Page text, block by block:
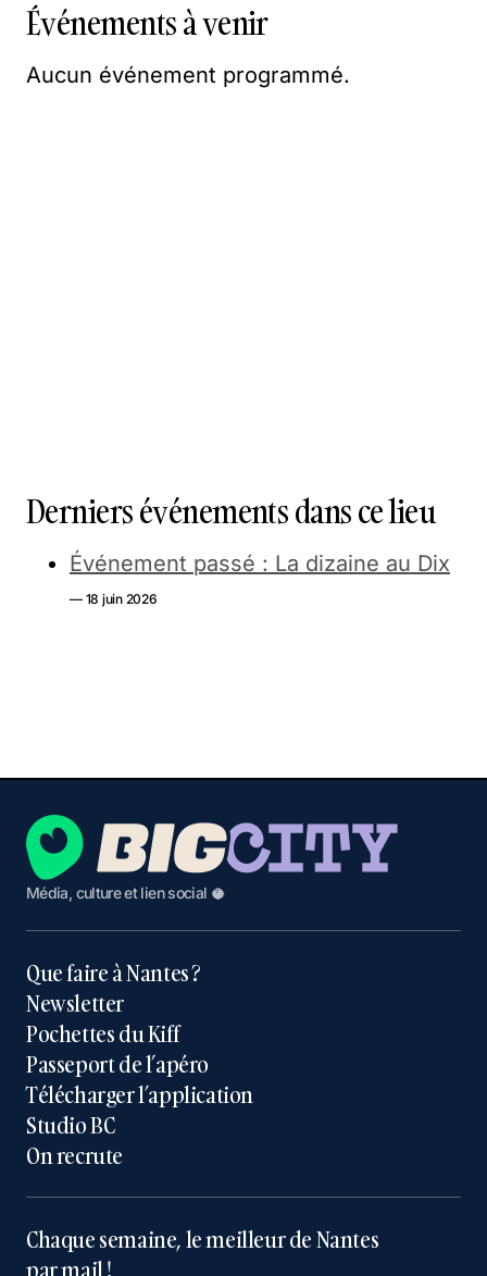
Événements à venir
Aucun événement programmé.
Derniers événements dans ce lieu
Événement passé : La dizaine au Dix
— 18 juin 2026
Média, culture et lien social 🥥
Que faire à Nantes ?
Newsletter
Pochettes du Kiff
Passeport de l’apéro
Télécharger l’application
Studio BC
On recrute
Chaque semaine, le meilleur de Nantes
par mail !